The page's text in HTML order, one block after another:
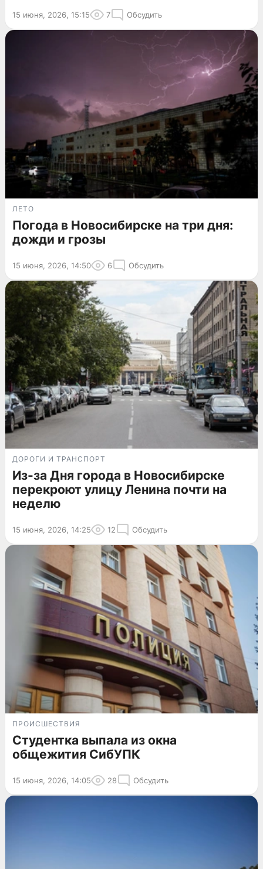
15 июня, 2026, 15:15 7 Обсудить
ЛЕТО
Погода в Новосибирске на три дня:
дожди и грозы
15 июня, 2026, 14:50 6 Обсудить
ДОРОГИ И ТРАНСПОРТ
Из-за Дня города в Новосибирске
перекроют улицу Ленина почти на
неделю
15 июня, 2026, 14:25 12 Обсудить
ПРОИСШЕСТВИЯ
Студентка выпала из окна
общежития СибУПК
15 июня, 2026, 14:05 28 Обсудить